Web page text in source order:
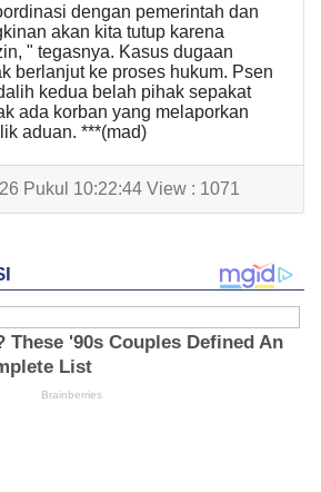
dengan pemerintah dan
akan kita tutup karena
" tegasnya. Kasus dugaan
berlanjut ke proses hukum. Psen
kedua belah pihak sepakat
ada korban yang melaporkan
aduan. ***(mad)
Pukul 10:22:44 View : 1071